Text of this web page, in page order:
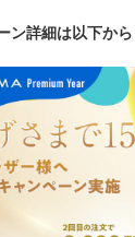
ン詳細は以下か